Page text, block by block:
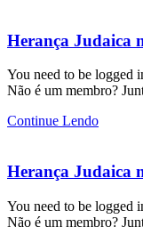
Herança Judaica
You need to be logged
Não é um membro?
Continue Lendo
Herança Judaica
You need to be logged
Não é um membro?